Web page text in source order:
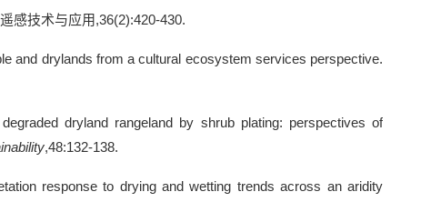
遥感技术与应用,36(2):420-430.
and drylands from a cultural ecosystem services perspective.
dryland rangeland by shrub plating: perspectives of
,48:132-138.
response to drying and wetting trends across an aridity